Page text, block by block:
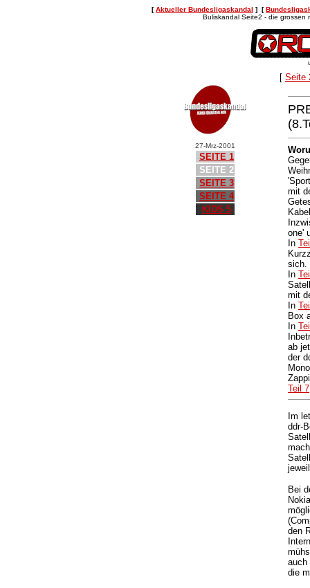
[Aktueller Bundesligaskandal ] [
Buliskandal Seite2 - die grossen
27-Mrz-2001
SEITE 1
SEITE 2
SEITE 3
SEITE 4
KIDS 5
[ Seite
mit
one'
In
sich.
In
mit
In
Box
In
ab
der
Teil 7
Im
ddr-
Bei
den
auch
die